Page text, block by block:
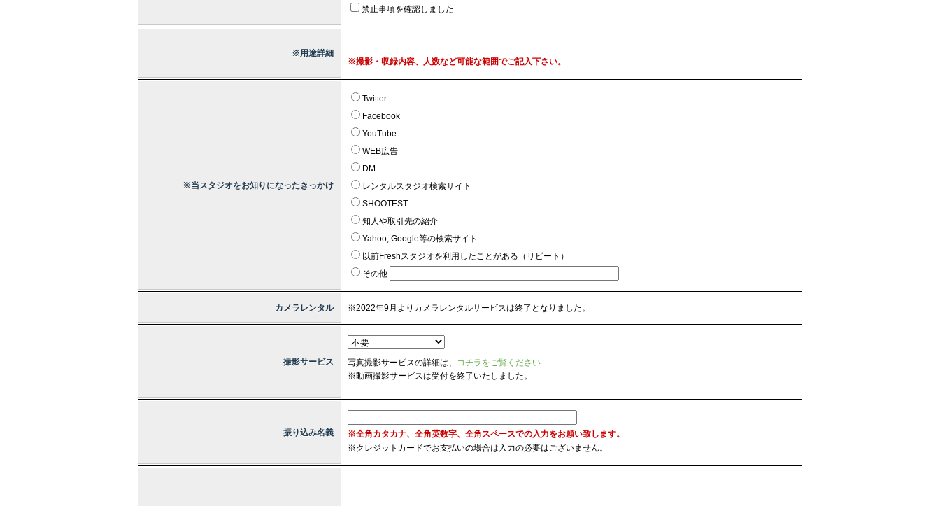
禁止事項を確認しました
※用途詳細
※撮影・収録内容、人数など可能な範囲でご記入下さい。
※当スタジオをお知りになったきっかけ
Twitter
Facebook
YouTube
WEB広告
DM
レンタルスタジオ検索サイト
SHOOTEST
知人や取引先の紹介
Yahoo, Google等の検索サイト
以前Freshスタジオを利用したことがある（リピート）
その他
カメラレンタル ※2022年9月よりカメラレンタルサービスは終了となりました。
撮影サービス 写真撮影サービスの詳細は、 コチラをご覧ください
※動画撮影サービスは受付を終了いたしました。
振り込み名義
※全角カタカナ、全角英数字、全角スペースでの入力をお願い致します。
※クレジットカードでお支払いの場合は入力の必要はございません。